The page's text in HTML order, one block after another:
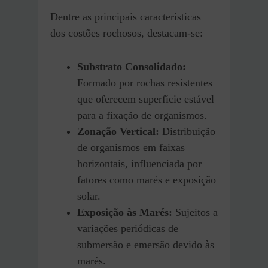
Dentre as principais características
dos costões rochosos, destacam-se:
Substrato Consolidado:
Formado por rochas resistentes
que oferecem superfície estável
para a fixação de organismos.
Zonação Vertical: Distribuição
de organismos em faixas
horizontais, influenciada por
fatores como marés e exposição
solar.
Exposição às Marés: Sujeitos a
variações periódicas de
submersão e emersão devido às
marés.